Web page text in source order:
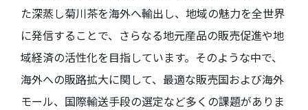
た深蒸し菊川茶を海外へ輸出し、地域の魅力を全世界
に発信することで、さらなる地元産品の販売促進や地
域経済の活性化を目指しています。そのような中で、
海外への販路拡大に関して、最適な販売国および海外
モール、国際輸送手段の選定など多くの課題がありま